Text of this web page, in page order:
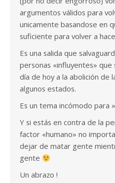
argumentos válidos para
unicamente basandose en
suficiente para volver a
Es una salida que
personas «influyentes»
día de hoy a la abolición de
algunos estados.
Es un tema incómodo para
Y si estás en contra de la
factor «humano» no
dejar de matar gente
gente
Un abrazo !